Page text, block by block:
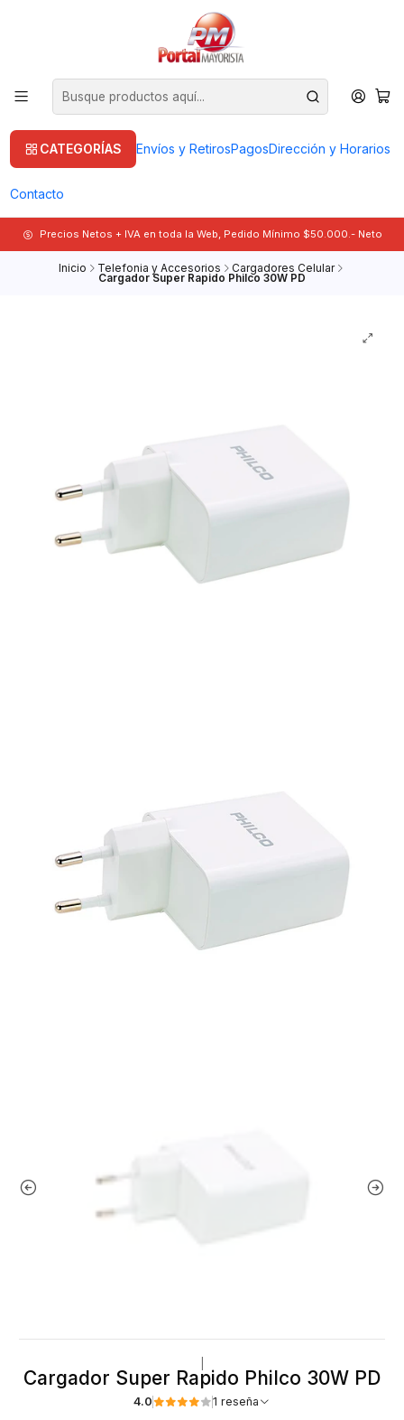
CATEGORÍAS Envíos y RetirosPagosDirección y Horarios
Contacto
Precios Netos + IVA en toda la Web, Pedido Mínimo $50.000.- Neto
Inicio Telefonia y Accesorios Cargadores Celular
Cargador Super Rapido Philco 30W PD
Cargador Super Rapido Philco 30W PD
4.0 1 reseña